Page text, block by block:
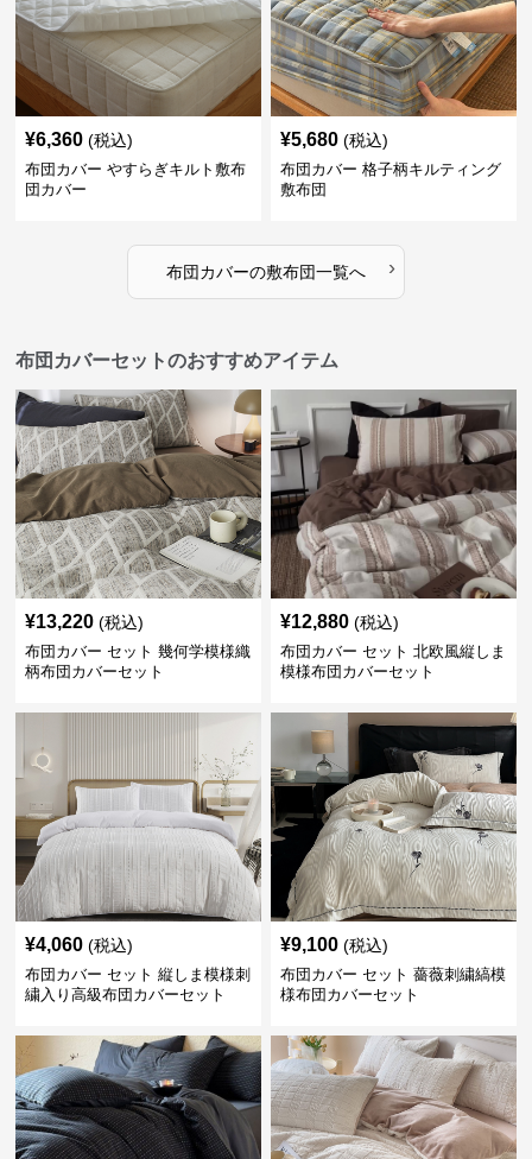
¥6,360 (税込)
布団カバー やすらぎキルト敷布
団カバー
¥5,680 (税込)
布団カバー 格子柄キルティング
敷布団
布団カバーの敷布団一覧へ ›
布団カバーセットのおすすめアイテム
¥13,220 (税込)
布団カバー セット 幾何学模様織
柄布団カバーセット
¥12,880 (税込)
布団カバー セット 北欧風縦しま
模様布団カバーセット
¥4,060 (税込)
布団カバー セット 縦しま模様刺
繍入り高級布団カバーセット
¥9,100 (税込)
布団カバー セット 薔薇刺繍縞模
様布団カバーセット